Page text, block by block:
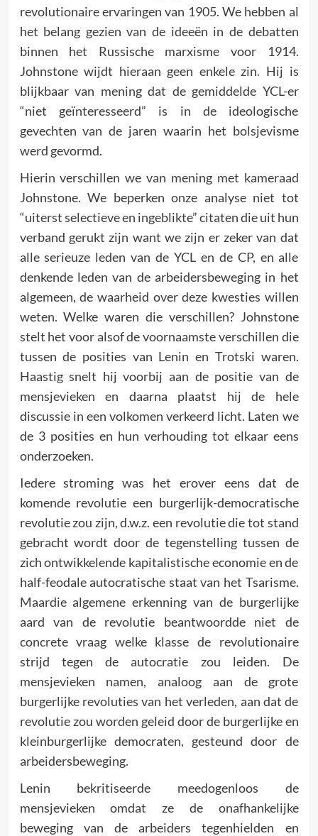
revolutionaire ervaringen van 1905. We hebben al
het belang gezien van de ideeën in de debatten
binnen het Russische marxisme voor 1914.
Johnstone wijdt hieraan geen enkele zin. Hij is
blijkbaar van mening dat de gemiddelde YCL-er
“niet geïnteresseerd” is in de ideologische
gevechten van de jaren waarin het bolsjevisme
werd gevormd.
Hierin verschillen we van mening met kameraad
Johnstone. We beperken onze analyse niet tot
“uiterst selectieve en ingeblikte” citaten die uit hun
verband gerukt zijn want we zijn er zeker van dat
alle serieuze leden van de YCL en de CP, en alle
denkende leden van de arbeidersbeweging in het
algemeen, de waarheid over deze kwesties willen
weten. Welke waren die verschillen? Johnstone
stelt het voor alsof de voornaamste verschillen die
tussen de posities van Lenin en Trotski waren.
Haastig snelt hij voorbij aan de positie van de
mensjevieken en daarna plaatst hij de hele
discussie in een volkomen verkeerd licht. Laten we
de 3 posities en hun verhouding tot elkaar eens
onderzoeken.
Iedere stroming was het erover eens dat de
komende revolutie een burgerlijk-democratische
revolutie zou zijn, d.w.z. een revolutie die tot stand
gebracht wordt door de tegenstelling tussen de
zich ontwikkelende kapitalistische economie en de
half-feodale autocratische staat van het Tsarisme.
Maardie algemene erkenning van de burgerlijke
aard van de revolutie beantwoordde niet de
concrete vraag welke klasse de revolutionaire
strijd tegen de autocratie zou leiden. De
mensjevieken namen, analoog aan de grote
burgerlijke revoluties van het verleden, aan dat de
revolutie zou worden geleid door de burgerlijke en
kleinburgerlijke democraten, gesteund door de
arbeidersbeweging.
Lenin bekritiseerde meedogenloos de
mensjevieken omdat ze de onafhankelijke
beweging van de arbeiders tegenhielden en